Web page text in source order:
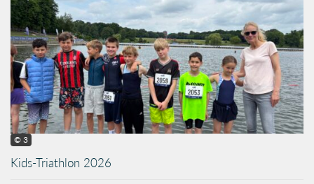
© 3
Kids-Triathlon 2026